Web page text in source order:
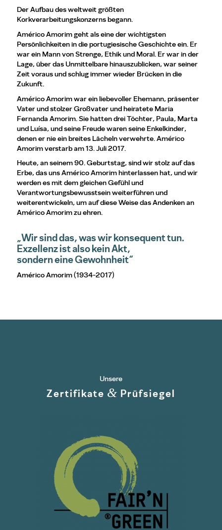
Der Aufbau des weltweit größten
Korkverarbeitungskonzerns begann.
Américo Amorim geht als eine der wichtigsten
Persönlichkeiten in die portugiesische Geschichte ein. Er
war ein Mann von Strenge, Ethik und Moral. Er war in der
Lage, über das Unmittelbare hinauszublicken, war seiner
Zeit voraus und schlug immer wieder Brücken in die
Zukunft.
Américo Amorim war ein liebevoller Ehemann, präsenter
Vater und stolzer Großvater und heiratete Maria
Fernanda Amorim. Sie hatten drei Töchter, Paula, Marta
und Luísa, und seine Freude waren seine Enkelkinder,
denen er nie ein breites Lächeln verwehrte. Américo
Amorim verstarb am 13. Juli 2017.
Heute, an seinem 90. Geburtstag, sind wir stolz auf das
Erbe, das uns Américo Amorim hinterlassen hat, und wir
werden es mit dem gleichen Gefühl und
Verantwortungsbewusstsein weiterführen und
weiterentwickeln, um auf diese Weise das Andenken an
Américo Amorim zu ehren.
„Wir sind das, was wir konsequent tun.
Exzellenz ist also kein Akt,
sondern eine Gewohnheit“
Américo Amorim (1934-2017)
Unsere
Zertifikate & Prüfsiegel